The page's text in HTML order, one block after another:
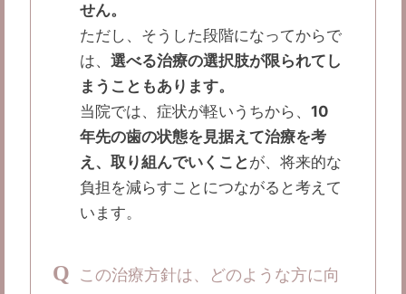
せん。
ただし、そうした段階になってからで
は、選べる治療の選択肢が限られてし
まうこともあります。
当院では、症状が軽いうちから、10
年先の歯の状態を見据えて治療を考
え、取り組んでいくこと が、将来的な
負担を減らすことにつながると考えて
います。
Q
この治療方針は、どのような方に向